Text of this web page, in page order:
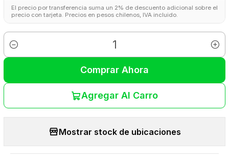
El precio por transferencia suma un 2% de descuento adicional sobre el
precio con tarjeta. Precios en pesos chilenos, IVA incluido.
Cantidad
Agregar Al Carro
Comprar Ahora
Mostrar stock de ubicaciones